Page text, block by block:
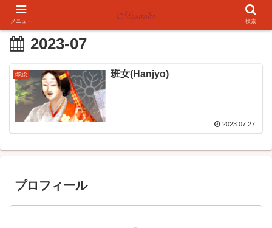
2023-07
能絵 班女(Hanjyo)
2023.07.27
プロフィール
メニュー 検索